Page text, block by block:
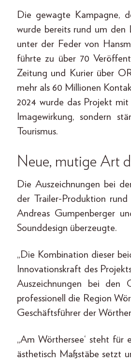
Die gewagte Kampagne,
wurde bereits rund um
unter der Feder von
führte zu über 70
Zeitung und Kurier über
mehr als 60 Millionen
2024 wurde das Projekt
Imagewirkung, sondern
Tourismus.
Neue, mutige Art
Die Auszeichnungen bei
der Trailer-Produktion
Andreas Gumpenberger
Sounddesign überzeugte.
„Die Kombination dieser
Innovationskraft des
Auszeichnungen bei
professionell die Region
Geschäftsführer der
„Am Wörthersee‘ steht für
ästhetisch Maßstäbe setzt